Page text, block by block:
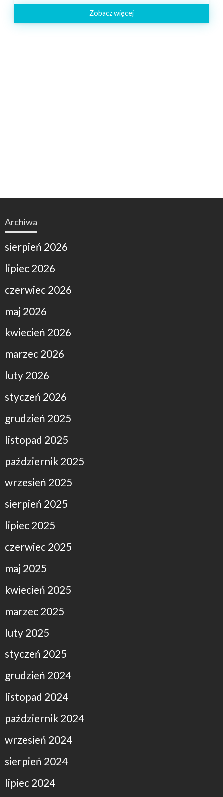
Zobacz więcej
Archiwa
sierpień 2026
lipiec 2026
czerwiec 2026
maj 2026
kwiecień 2026
marzec 2026
luty 2026
styczeń 2026
grudzień 2025
listopad 2025
październik 2025
wrzesień 2025
sierpień 2025
lipiec 2025
czerwiec 2025
maj 2025
kwiecień 2025
marzec 2025
luty 2025
styczeń 2025
grudzień 2024
listopad 2024
październik 2024
wrzesień 2024
sierpień 2024
lipiec 2024